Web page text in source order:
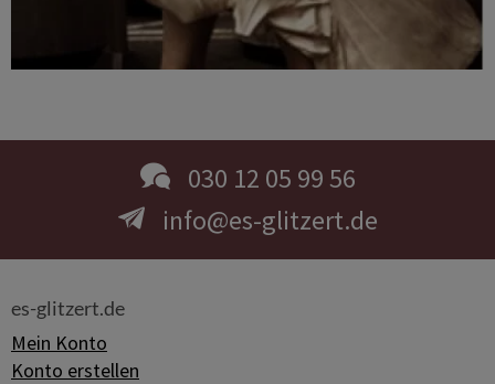
030 12 05 99 56
info@es-glitzert.de
es-glitzert.de
Mein Konto
Konto erstellen